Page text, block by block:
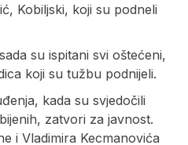
Kobiljski, koji su podneli
su ispitani svi oštećeni,
koji su tužbu podnijeli.
kada su svjedočili
zatvori za javnost.
i Vladimira Kecmanovića